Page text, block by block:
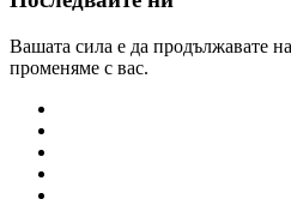
Вашата сила е да продължавате
променяме с вас.